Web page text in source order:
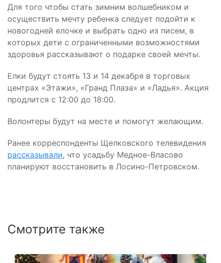
Для того чтобы стать зимним волшебником и
осуществить мечту ребенка следует подойти к
новогодней елочке и выбрать одно из писем, в
которых дети с ограниченными возможностями
здоровья рассказывают о подарке своей мечты.
Елки будут стоять 13 и 14 декабря в торговых
центрах «Этажи», «Гранд Плаза» и «Ладья». Акция
продлится с 12:00 до 18:00.
Волонтеры будут на месте и помогут желающим.
Ранее корреспонденты Щелковского телевидения
рассказывали, что усадьбу Медное-Власово
планируют восстановить в Лосино-Петровском.
Смотрите также